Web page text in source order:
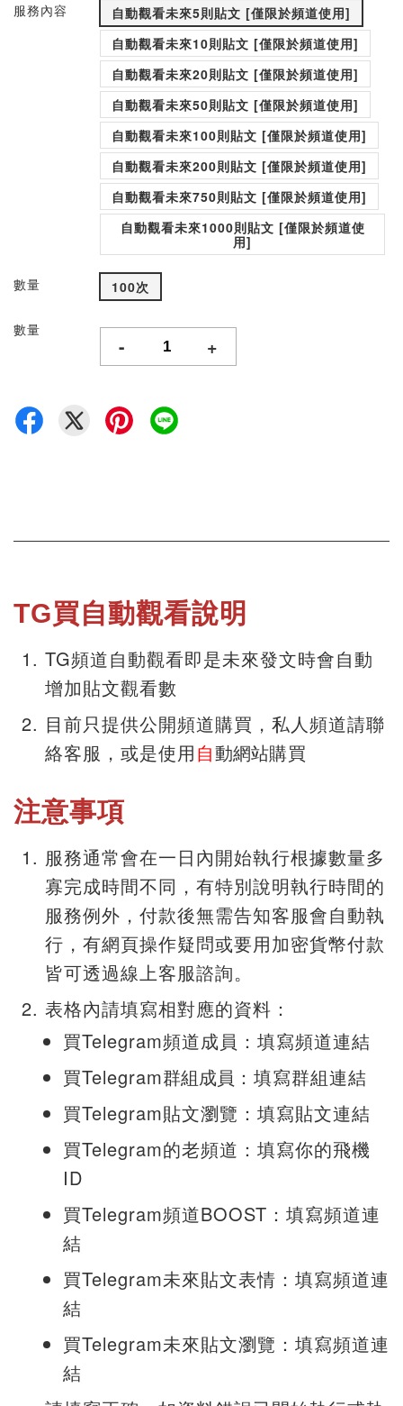
服務內容
自動觀看未來5則貼文 [僅限於頻道使用]
自動觀看未來10則貼文 [僅限於頻道使用]
自動觀看未來20則貼文 [僅限於頻道使用]
自動觀看未來50則貼文 [僅限於頻道使用]
自動觀看未來100則貼文 [僅限於頻道使用]
自動觀看未來200則貼文 [僅限於頻道使用]
自動觀看未來750則貼文 [僅限於頻道使用]
自動觀看未來1000則貼文 [僅限於頻道使
用]
數量 100次
數量
- +
TG買自動觀看說明
TG頻道自動觀看即是未來發文時會自動
增加貼文觀看數
目前只提供公開頻道購買，私人頻道請聯
絡客服，或是使用自動網站購買
注意事項
服務通常會在一日內開始執行根據數量多
寡完成時間不同，有特別說明執行時間的
服務例外，付款後無需告知客服會自動執
行，有網頁操作疑問或要用加密貨幣付款
皆可透過線上客服諮詢。
表格內請填寫相對應的資料：
買Telegram頻道成員：填寫頻道連結
買Telegram群組成員 ：填寫群組連結
買Telegram貼文瀏覽：填寫貼文連結
買Telegram的老頻道：填寫你的飛機
ID
買Telegram頻道BOOST：填寫頻道連
結
買Telegram未來貼文表情：填寫頻道連
結
買Telegram未來貼文瀏覽：填寫頻道連
結